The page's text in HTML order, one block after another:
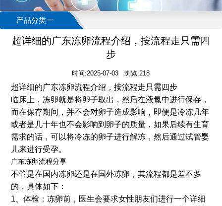
产品分类一
超详细的广东冻卵流程介绍，按流程走只需四
步
时间:2025-07-03 浏览:218
超详细的广东冻卵流程介绍，按流程走只需四步
临床上，冻卵就是将卵子取出，然后在液氮中进行保存，
而在保存期间，并不会对卵子造成影响，即便是冷冻几年
或者是几十年也不会影响到卵子的质量，如果后续有生育
需求的话，可以将冷冻的卵子进行解冻，然后通过试管婴
儿来进行受孕。
广东冻卵流程分享
不管是在国内冻卵还是在国外冻卵，其流程都是差不多
的，具体如下：
1、体检：冻卵前，医生会要求女性朋友们进行一个详细